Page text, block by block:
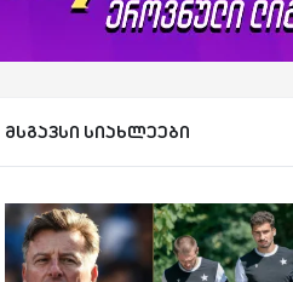
მსგავსი სიახლეები